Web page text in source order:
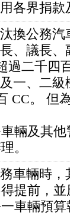
各界捐
換公務
長、議長
二千四
及一、二
。 但
輛及其他
。
車輛時
提前，並
車輛預算